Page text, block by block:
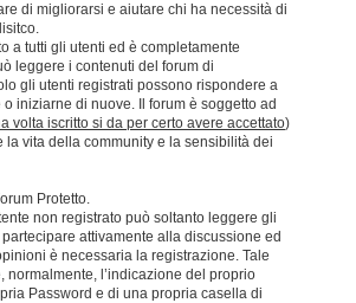
di migliorarsi e aiutare chi ha necessità di
a tutti gli utenti ed è completamente
leggere i contenuti del forum di
gli utenti registrati possono rispondere a
iniziarne di nuove. Il forum è soggetto ad
volta iscritto si da per certo avere accettato)
la vita della community e la sensibilità dei
Protetto.
non registrato può soltanto leggere gli
attivamente alla discussione ed
è necessaria la registrazione. Tale
normalmente, l’indicazione del proprio
Password e di una propria casella di